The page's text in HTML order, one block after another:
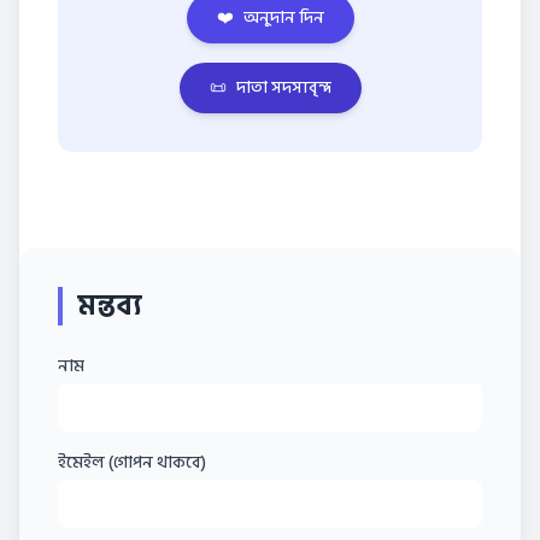
❤️ অনুদান দিন
📜 দাতা সদস্যবৃন্দ
মন্তব্য
নাম
ইমেইল (গোপন থাকবে)